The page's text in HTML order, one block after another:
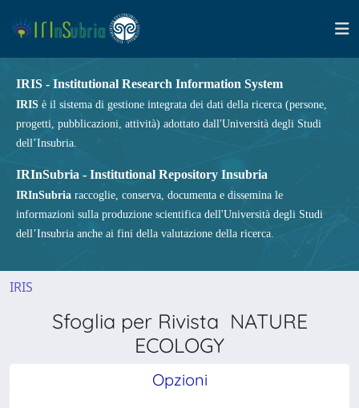
IRIS - Institutional Research Information System
IRIS è il sistema di gestione integrata dei dati della ricerca (persone,
progetti, pubblicazioni, attività) adottato dall'Università degli Studi
dell’Insubria.
IRInSubria - Institutional Repository Insubria
IRInSubria raccoglie, conserva, documenta e dissemina le
informazioni sulla produzione scientifica dell'Università degli Studi
dell’Insubria anche ai fini della valutazione della ricerca.
IRIS
Sfoglia per Rivista NATURE
ECOLOGY
Opzioni